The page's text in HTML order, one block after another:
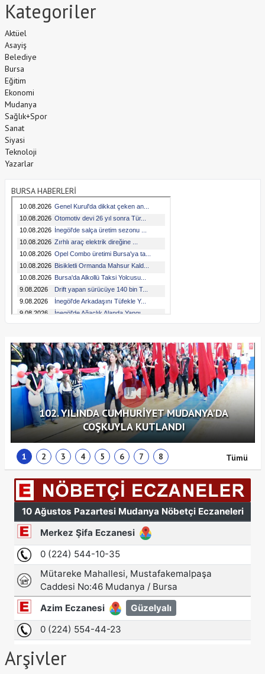
Kategoriler
Aktüel
Asayiş
Belediye
Bursa
Eğitim
Ekonomi
Mudanya
Sağlık+Spor
Sanat
Siyasi
Teknoloji
Yazarlar
BURSA HABERLERİ
Tümü
102. YILINDA CUMHURİYET MUDANYA'DA
COŞKUYLA KUTLANDI
1 2 3 4 5 6 7 8
Arşivler